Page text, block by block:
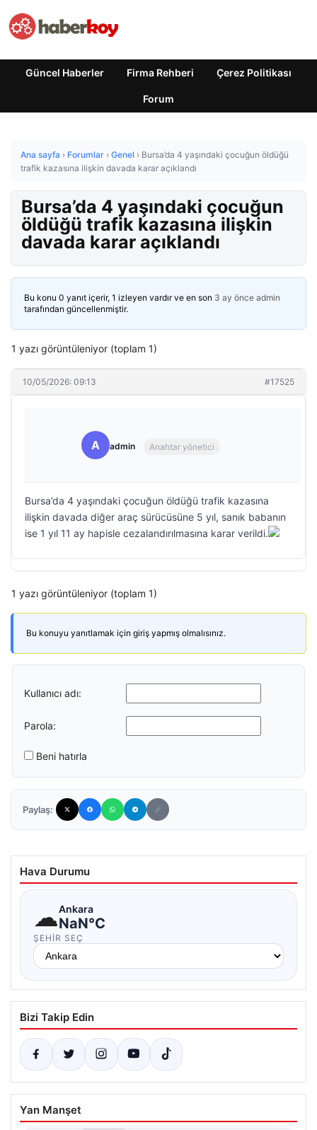
Güncel Haberler Firma Rehberi Çerez Politikası
Forum
Ana sayfa › Forumlar › Genel › Bursa’da 4 yaşındaki çocuğun öldüğü
trafik kazasına ilişkin davada karar açıklandı
Bursa’da 4 yaşındaki çocuğun
öldüğü trafik kazasına ilişkin
davada karar açıklandı
Bu konu 0 yanıt içerir, 1 izleyen vardır ve en son 3 ay önce admin
tarafından güncellenmiştir.
1 yazı görüntüleniyor (toplam 1)
10/05/2026: 09:13 #17525
A admin Anahtar yönetici
Bursa’da 4 yaşındaki çocuğun öldüğü trafik kazasına
ilişkin davada diğer araç sürücüsüne 5 yıl, sanık babanın
ise 1 yıl 11 ay hapisle cezalandırılmasına karar verildi.
1 yazı görüntüleniyor (toplam 1)
Bu konuyu yanıtlamak için giriş yapmış olmalısınız.
Kullanıcı adı:
Parola:
Beni hatırla
Paylaş:
Hava Durumu
☁Ankara
NaN°C
ŞEHIR SEÇ
Bizi Takip Edin
Yan Manşet